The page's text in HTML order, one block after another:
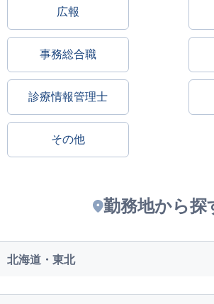
広報
事務総合職
診療情報管理士
その他
勤務地から探
北海道・東北